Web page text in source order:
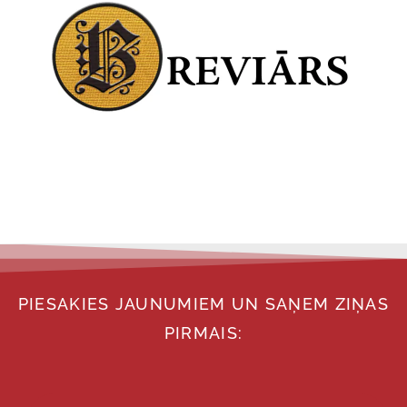
PIESAKIES JAUNUMIEM UN SAŅEM ZIŅAS
PIRMAIS: